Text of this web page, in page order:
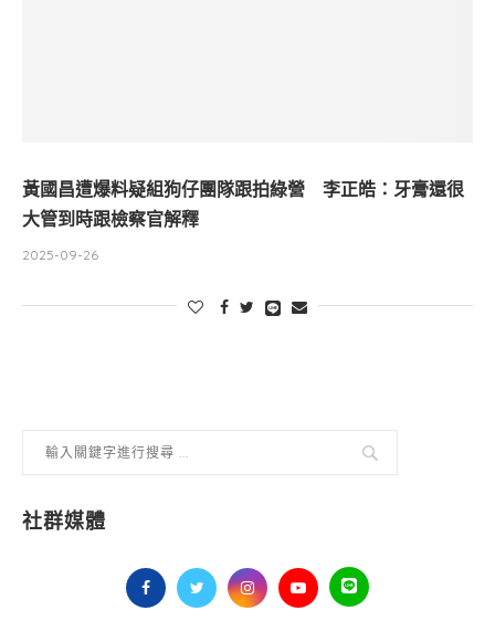
黃國昌遭爆料疑組狗仔團隊跟拍綠營 李正皓：牙膏還很
大管到時跟檢察官解釋
2025-09-26
社群媒體